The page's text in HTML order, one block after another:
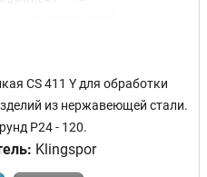
CS 411 Y для обработки
из нержавеющей стали.
Р24 - 120.
Klingspor